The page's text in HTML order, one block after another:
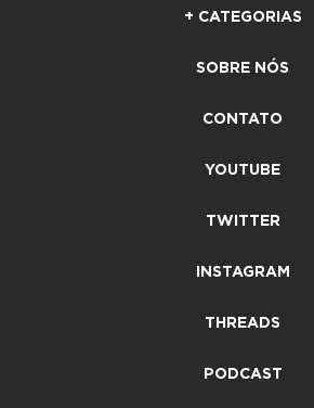
+ CATEGORIAS
SOBRE NÓS
CONTATO
YOUTUBE
TWITTER
INSTAGRAM
THREADS
PODCAST